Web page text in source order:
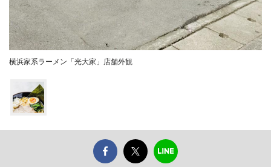
横浜家系ラーメン「光大家」店舗外観